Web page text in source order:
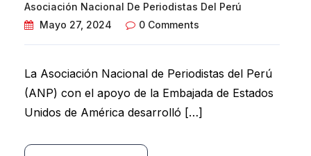
Asociación Nacional De Periodistas Del Perú
Mayo 27, 2024
0 Comments
La Asociación Nacional de Periodistas del Perú
(ANP) con el apoyo de la Embajada de Estados
Unidos de América desarrolló […]